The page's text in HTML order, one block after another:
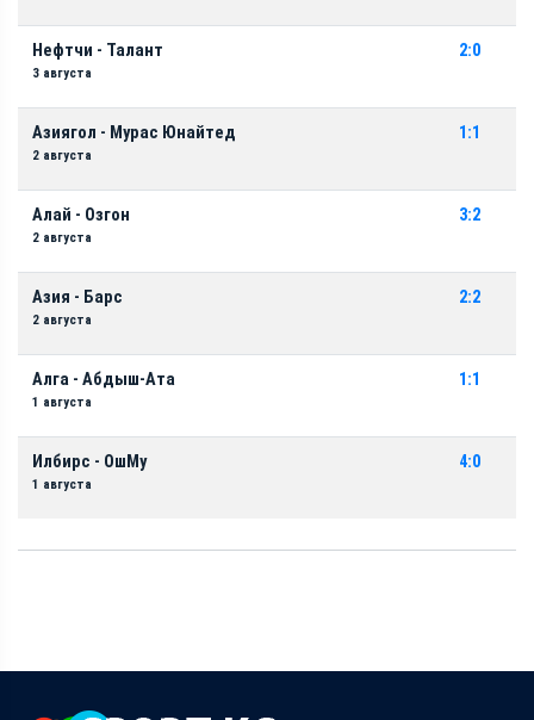
Нефтчи - Талант
3 августа
2:0
Азиягол - Мурас Юнайтед
2 августа
1:1
Алай - Озгон
2 августа
3:2
Азия - Барс
2 августа
2:2
Алга - Абдыш-Ата
1 августа
1:1
Илбирс - ОшМу
1 августа
4:0